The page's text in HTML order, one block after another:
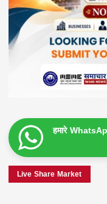
हमारे
Live Share Market